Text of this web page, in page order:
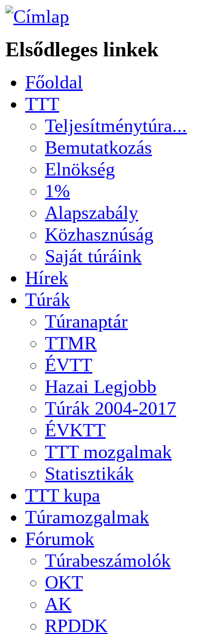
Elsődleges linkek
Főoldal
TTT
Teljesítménytúra...
Bemutatkozás
Elnökség
1%
Alapszabály
Közhasznúság
Saját túráink
Hírek
Túrák
Túranaptár
TTMR
ÉVTT
Hazai Legjobb
Túrák 2004-2017
ÉVKTT
TTT mozgalmak
Statisztikák
TTT kupa
Túramozgalmak
Fórumok
Túrabeszámolók
OKT
AK
RPDDK